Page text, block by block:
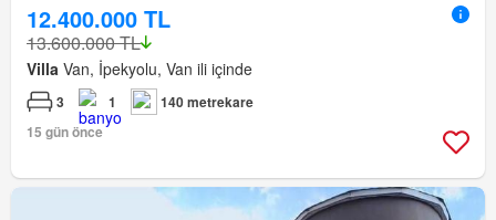
12.400.000 TL
13.600.000 TL
Villa Van, İpekyolu, Van ili içinde
3 1
140 metrekare
15 gün önce